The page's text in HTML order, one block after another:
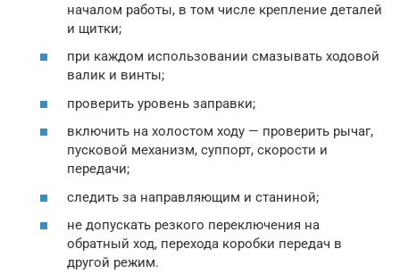
началом работы, в том числе крепление деталей
и щитки;
при каждом использовании смазывать ходовой
валик и винты;
проверить уровень заправки;
включить на холостом ходу — проверить рычаг,
пусковой механизм, суппорт, скорости и
передачи;
следить за направляющим и станиной;
не допускать резкого переключения на
обратный ход, перехода коробки передач в
другой режим.